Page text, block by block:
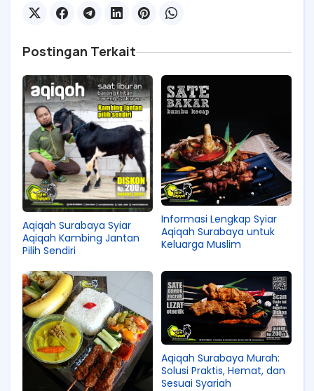
Postingan Terkait
Aqiqah Surabaya Syiar
Aqiqah Kambing Jantan
Pilih Sendiri
Informasi Lengkap Syiar
Aqiqah Surabaya untuk
Keluarga Muslim
Aqiqah Surabaya Murah:
Solusi Praktis, Hemat, dan
Sesuai Syariah